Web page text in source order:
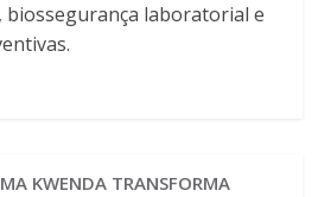
biossegurança laboratorial e
KWENDA TRANSFORMA